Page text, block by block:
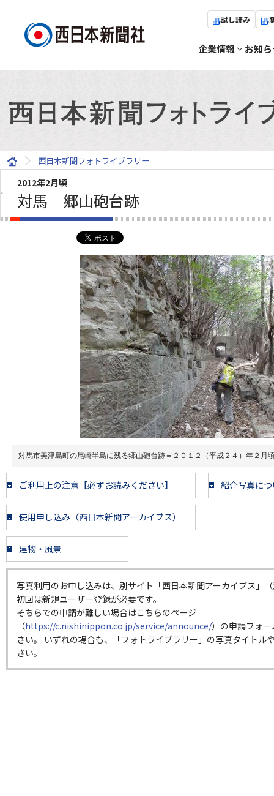
試し読み
企業情報 お知
西日本新聞フォトライブラリー
2012年2月頃
対馬 郷山砲台跡
対馬市美津島町の尾崎半島に残る郷山砲台跡＝２０１２（平成２４）年２月
ご利用上の注意【必ずお読みください】 紹介写真に
使用申し込み（西日本新聞アーカイブス）
建物・風景
写真利用のお申し込みは、別サイト「西日本新聞アーカイブス」
初回は新規ユーザー登録が必要です。
そちらでの申請が難しい場合はこちらのページ
（https://c.nishinippon.co.jp/service/announce/）の申請フォ
さい。 いずれの場合も、「フォトライブラリー」の写真タイトル
さい。